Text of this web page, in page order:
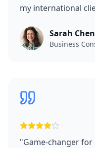
my international
Sarah Chen
Business
"Game-changer